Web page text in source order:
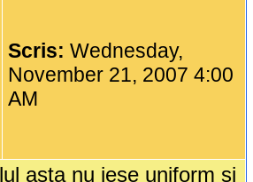
Scris:Wednesday,
November 21, 2007 4:00
AM
asta nu iese uniform si